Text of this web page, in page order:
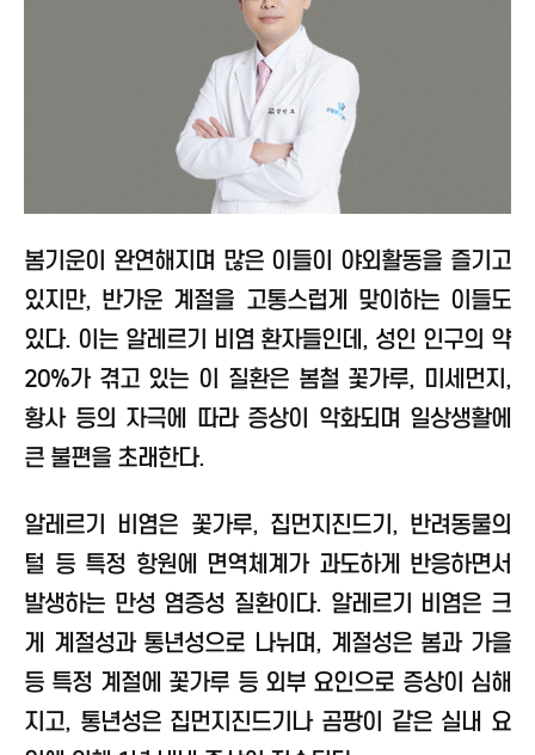
봄기운이 완연해지며 많은 이들이 야외활동을 즐기고
있지만, 반가운 계절을 고통스럽게 맞이하는 이들도
있다. 이는 알레르기 비염 환자들인데, 성인 인구의 약
20%가 겪고 있는 이 질환은 봄철 꽃가루, 미세먼지,
황사 등의 자극에 따라 증상이 악화되며 일상생활에
큰 불편을 초래한다.
알레르기 비염은 꽃가루, 집먼지진드기, 반려동물의
털 등 특정 항원에 면역체계가 과도하게 반응하면서
발생하는 만성 염증성 질환이다. 알레르기 비염은 크
게 계절성과 통년성으로 나뉘며, 계절성은 봄과 가을
등 특정 계절에 꽃가루 등 외부 요인으로 증상이 심해
지고, 통년성은 집먼지진드기나 곰팡이 같은 실내 요